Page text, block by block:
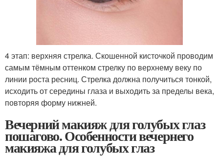
4 этап: верхняя стрелка. Скошенной кисточкой проводим
самым тёмным оттенком стрелку по верхнему веку по
линии роста ресниц. Стрелка должна получиться тонкой,
исходить от середины глаза и выходить за пределы века,
повторяя форму нижней.
Вечерний макияж для голубых глаз
пошагово. Особенности вечернего
макияжа для голубых глаз